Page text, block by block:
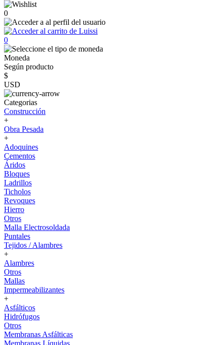
0
0
Moneda
Según producto
$
USD
Categorias
Construcción
+
Obra Pesada
+
Adoquines
Cementos
Áridos
Bloques
Ladrillos
Ticholos
Revoques
Hierro
Otros
Malla Electrosoldada
Puntales
Tejidos / Alambres
+
Alambres
Otros
Mallas
Impermeabilizantes
+
Asfálticos
Hidrófugos
Otros
Membranas Asfálticas
Membranas Líquidas